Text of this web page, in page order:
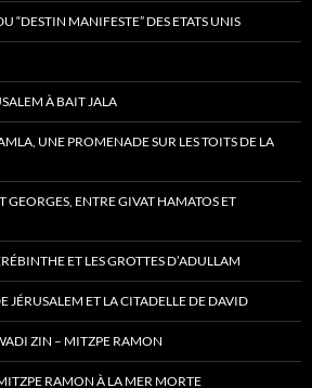
“DESTIN MANIFESTE” DES ETATS UNIS
À BAIT JALA
UNE PROMENADE SUR LES TOITS DE LA
GEORGES, ENTRE GIVAT HAMATOS ET
ET LES GROTTES D’ADULLAM
JÉRUSALEM ET LA CITADELLE DE DAVID
ZIN – MITZPE RAMON
RAMON À LA MER MORTE